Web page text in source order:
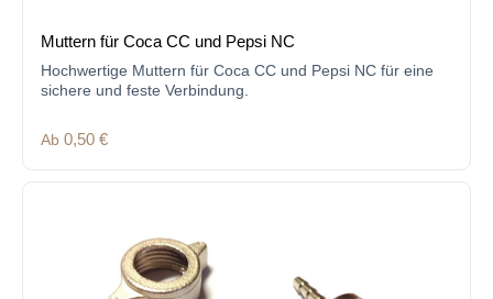
Muttern für Coca CC und Pepsi NC
Hochwertige Muttern für Coca CC und Pepsi NC für eine
sichere und feste Verbindung.
Regulärer Preis:
Ab 0,50 €